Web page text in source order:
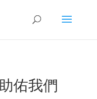
佑我們